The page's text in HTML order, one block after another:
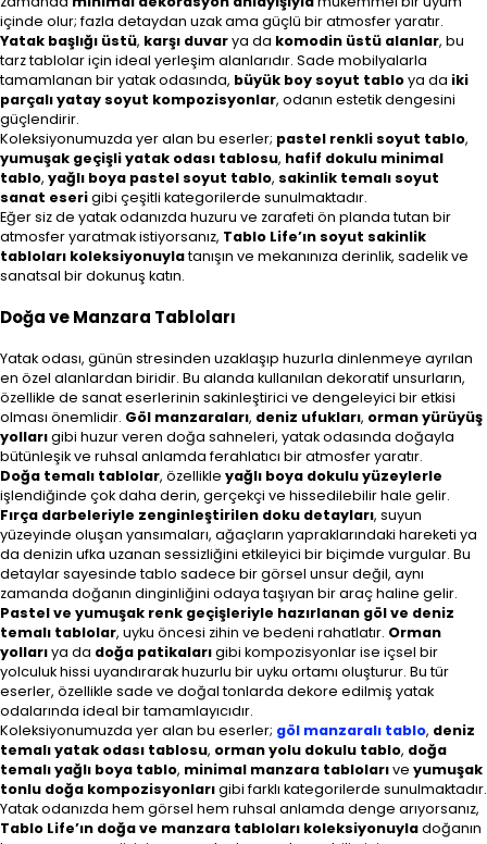
içinde olur; fazla detaydan uzak ama güçlü bir atmosfer yaratır.
Yatak başlığı üstü, karşı duvarya da komodin üstü alanlar, bu
tarz tablolar için ideal yerleşim alanlarıdır. Sade mobilyalarla
tamamlanan bir yatak odasında, büyük boy soyut tabloya da iki
parçalı yatay soyut kompozisyonlar, odanın estetik dengesini
güçlendirir.
Koleksiyonumuzda yer alan bu eserler; pastel renkli soyut tablo,
yumuşak geçişli yatak odası tablosu, hafif dokulu minimal
tablo, yağlı boya pastel soyut tablo, sakinlik temalı soyut
sanat eserigibi çeşitli kategorilerde sunulmaktadır.
Eğer siz de yatak odanızda huzuru ve zarafeti ön planda tutan bir
atmosfer yaratmak istiyorsanız, Tablo Life’ın soyut sakinlik
tabloları koleksiyonuylatanışın ve mekanınıza derinlik, sadelik ve
sanatsal bir dokunuş katın.
Doğa ve Manzara Tabloları
Yatak odası, günün stresinden uzaklaşıp huzurla dinlenmeye ayrılan
en özel alanlardan biridir. Bu alanda kullanılan dekoratif unsurların,
özellikle de sanat eserlerinin sakinleştirici ve dengeleyici bir etkisi
olması önemlidir. Göl manzaraları, deniz ufukları, orman yürüyüş
yollarıgibi huzur veren doğa sahneleri, yatak odasında doğayla
bütünleşik ve ruhsal anlamda ferahlatıcı bir atmosfer yaratır.
Doğa temalı tablolar, özellikle yağlı boya dokulu yüzeylerle
işlendiğinde çok daha derin, gerçekçi ve hissedilebilir hale gelir.
Fırça darbeleriyle zenginleştirilen doku detayları, suyun
yüzeyinde oluşan yansımaları, ağaçların yapraklarındaki hareketi ya
da denizin ufka uzanan sessizliğini etkileyici bir biçimde vurgular. Bu
detaylar sayesinde tablo sadece bir görsel unsur değil, aynı
zamanda doğanın dinginliğini odaya taşıyan bir araç haline gelir.
Pastel ve yumuşak renk geçişleriyle hazırlanan göl ve deniz
temalı tablolar, uyku öncesi zihin ve bedeni rahatlatır. Orman
yollarıya da doğa patikalarıgibi kompozisyonlar ise içsel bir
yolculuk hissi uyandırarak huzurlu bir uyku ortamı oluşturur. Bu tür
eserler, özellikle sade ve doğal tonlarda dekore edilmiş yatak
odalarında ideal bir tamamlayıcıdır.
Koleksiyonumuzda yer alan bu eserler; göl manzaralı tablo, deniz
temalı yatak odası tablosu, orman yolu dokulu tablo, doğa
temalı yağlı boya tablo, minimal manzara tablolarıve yumuşak
tonlu doğa kompozisyonlarıgibi farklı kategorilerde sunulmaktadır.
Yatak odanızda hem görsel hem ruhsal anlamda denge arıyorsanız,
Tablo Life’ın doğa ve manzara tabloları koleksiyonuyladoğanın